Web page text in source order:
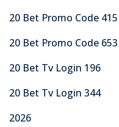
20 Bet Promo Code 415
20 Bet Promo Code 653
20 Bet Tv Login 196
20 Bet Tv Login 344
2026